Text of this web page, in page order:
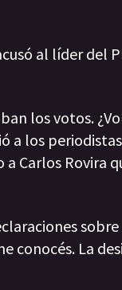
al líder del
los votos.
a los
Carlos Rovira
conocés. La